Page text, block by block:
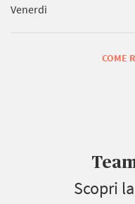
Venerdì
COME
Scopri